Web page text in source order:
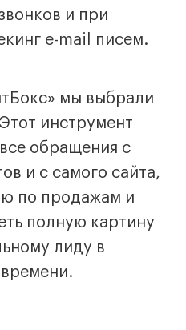
и при
e-mail писем.
мы выбрали
инструмент
обращения с
и с самого сайта,
по продажам и
полную картину
лиду в